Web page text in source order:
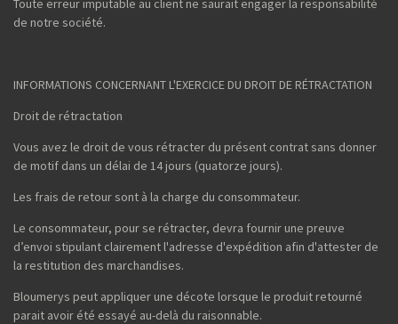
de notre société.
INFORMATIONS CONCERNANT L'EXERCICE DU DROIT DE RÉTRACTATION
Droit de rétractation
Vous avez le droit de vous rétracter du présent contrat sans donner
de motif dans un délai de 14 jours (quatorze jours).
Les frais de retour sont à la charge du consommateur.
Le consommateur, pour se rétracter, devra fournir une preuve
d’envoi stipulant clairement l'adresse d'expédition afin d'attester de
la restitution des marchandises.
Bloumerys peut appliquer une décote lorsque le produit retourné
parait avoir été essayé au-delà du raisonnable.